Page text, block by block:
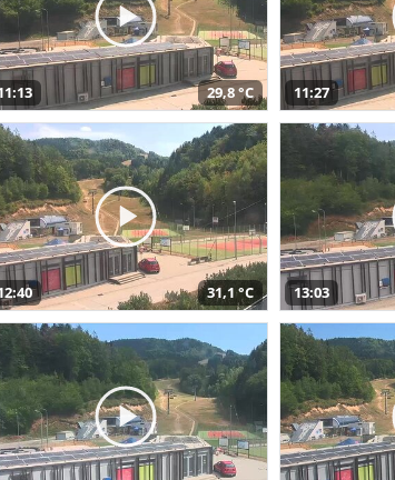
29,8 °C 11:27
31,1 °C 13:03